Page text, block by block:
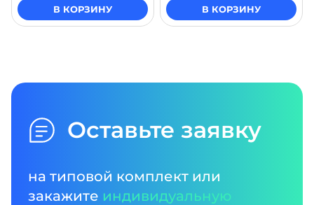
В КОРЗИНУ В КОРЗИНУ
Оставьте заявку
на типовой комплект или
закажите индивидуальную